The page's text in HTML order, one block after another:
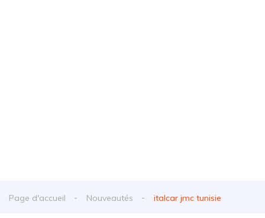
Page d'accueil Nouveautés italcar jmc tunisie